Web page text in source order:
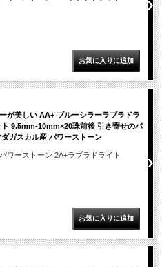
が美しい AA+ ブルーシラーラブラドラ
9.5mm-10mm×20珠前後 引き寄せのパ
ガスカル産 パワーストーン
ワーストーン 2A+ラブラドライト